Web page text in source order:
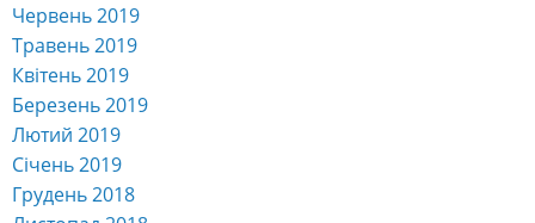
Червень 2019
Травень 2019
Квітень 2019
Березень 2019
Лютий 2019
Січень 2019
Грудень 2018